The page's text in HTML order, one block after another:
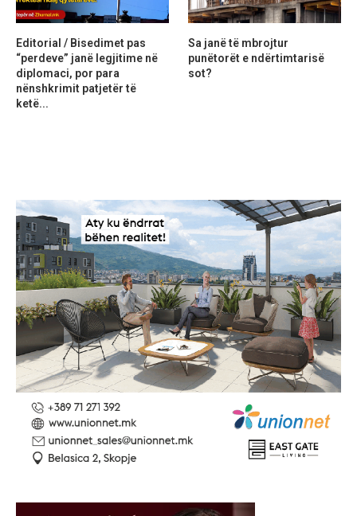
Editorial / Bisedimet pas
“perdeve” janë legjitime në
diplomaci, por para
nënshkrimit patjetër të
ketë...
Sa janë të mbrojtur
punëtorët e ndërtimtarisë
sot?